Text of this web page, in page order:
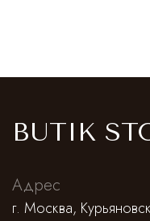
BUTIK
Адрес
г. Москва,